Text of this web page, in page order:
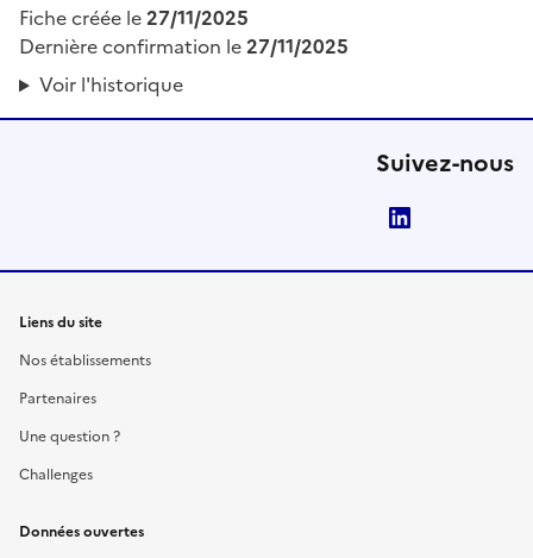
Fiche créée le27/11/2025
Dernière confirmation le27/11/2025
Voir l'historique
Suivez-nous
Liens du site
Nos établissements
Partenaires
Une question ?
Challenges
Données ouvertes